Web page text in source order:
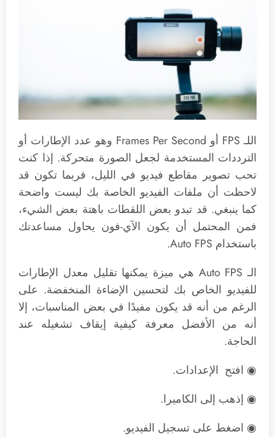
اللـ FPS أو Frames Per Second وهو عدد الإطارات أو
الترددات المستخدمة لجعل الصورة متحركة. إذا كنت
تحب تصوير مقاطع فيديو في الليل، فربما تكون قد
لاحظت أن ملفات الفيديو الخاصة بك ليست واضحة
كما ينبغي. قد تبدو بعض اللقطات باهتة بعض الشيء،
فمن المحتمل أن يكون الآي-فون يحاول مساعدتك
باستخدام Auto FPS.
الـ Auto FPS هي ميزة يمكنها تقليل معدل الإطارات
للفيديو الخاص بك لتحسين الإضاءة المنخفضة. على
الرغم من أنه قد يكون مفيدًا في بعض المناسبات، إلا
أنه من الأفضل معرفة كيفية إيقاف تشغيله عند
الحاجة.
◉ افتح الإعدادات.
◉ إذهب إلى الكاميرا.
◉ اضغط على تسجيل الفيديو.